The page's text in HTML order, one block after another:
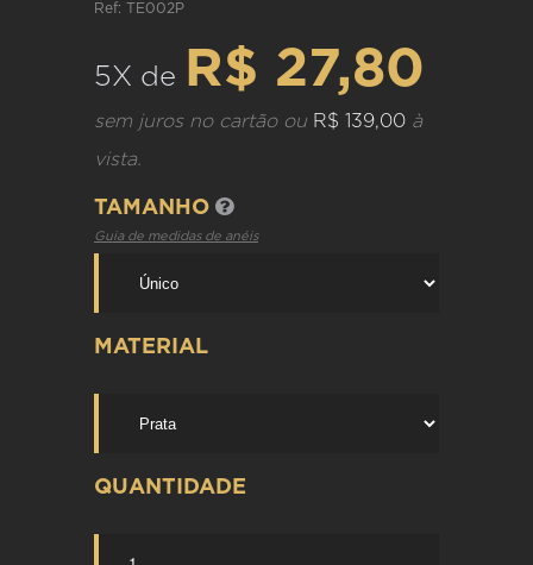
Ref: TE002P
5X de R$ 27,80
sem juros no cartão ou R$ 139,00 à
vista.
TAMANHO
Guia de medidas de anéis
MATERIAL
QUANTIDADE